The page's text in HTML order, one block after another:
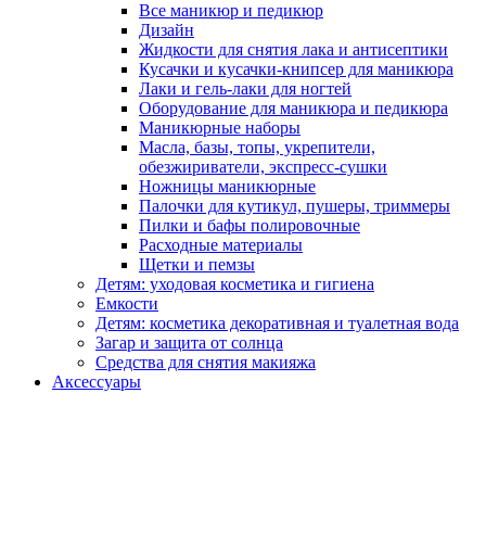
Все маникюр и педикюр
Дизайн
Жидкости для снятия лака и антисептики
Кусачки и кусачки-книпсер для маникюра
Лаки и гель-лаки для ногтей
Оборудование для маникюра и педикюра
Маникюрные наборы
Масла, базы, топы, укрепители,
обезжириватели, экспресс-сушки
Ножницы маникюрные
Палочки для кутикул, пушеры, триммеры
Пилки и бафы полировочные
Расходные материалы
Щетки и пемзы
Детям: уходовая косметика и гигиена
Емкости
Детям: косметика декоративная и туалетная вода
Загар и защита от солнца
Средства для снятия макияжа
Аксессуары